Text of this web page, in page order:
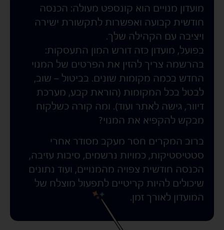
מועדון מנויים הוא קונספט מעולה: הכנסה
חודשית קבועה ואפשרות לתקשורת ישירה
ויציבה עם הקהילה שלך.
בפועל, מועדון כזה דורש המון התעסקות:
בהרשמה צריך להזין את הפרטים של המנוי
החדש בכמה מקומות שונים. בביטול – שוב,
לבטל בכל המקומות (הוראת קבע, מערכת
דיוור, גישה לאתר ועוד). ומה קורה כשלקוח
מבקש להקפיא את המנוי?
ברוב המקרים חסר מעקב מסודר אחרי
סטטיסטיקות, כמויות נרשמים, סיבות עזיבה,
הכנסה חודשית צפויה מהמנויים, ועוד נתונים
שיכולים להיות קריטיים לתפעול מוצלח של
המועדון לאורך זמן.